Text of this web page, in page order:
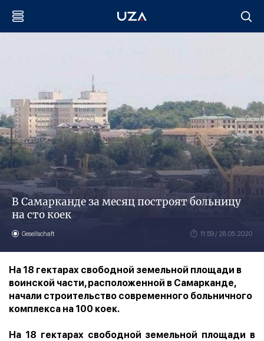
В Самарканде за месяц построят больницу
на сто коек
Gesellschaft 11:59 / 28.05.2020
На 18 гектарах свободной земельной площади в
воинской части, расположенной в Самарканде,
начали строительство современного больничного
комплекса на 100 коек.
На 18 гектарах свободной земельной площади в